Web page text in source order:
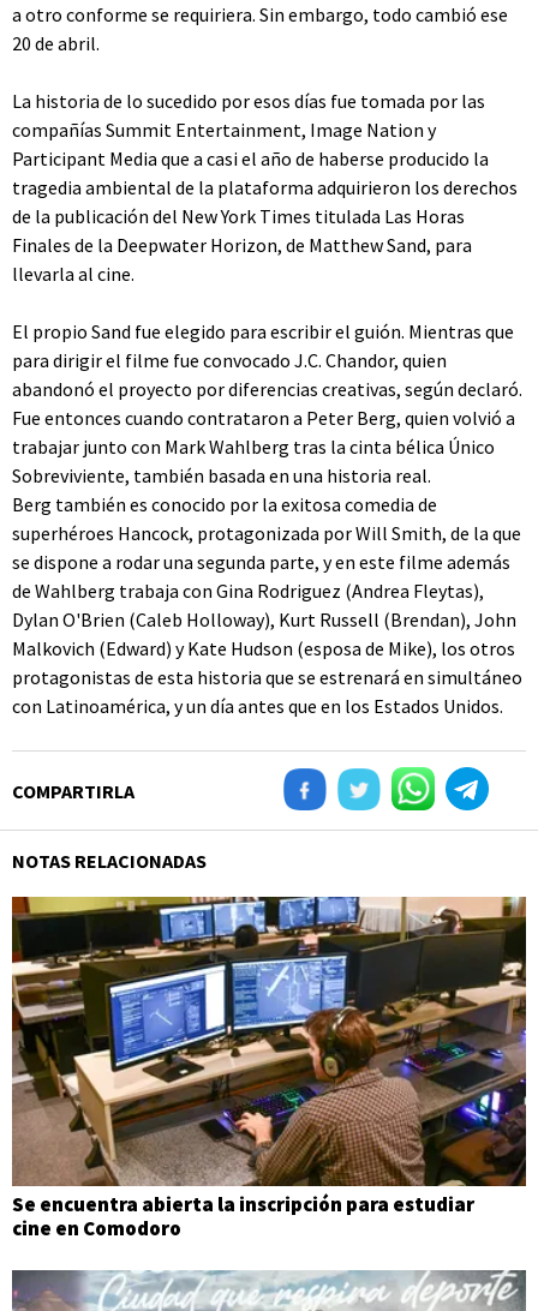
a otro conforme se requiriera. Sin embargo, todo cambió ese
20 de abril.
La historia de lo sucedido por esos días fue tomada por las
compañías Summit Entertainment, Image Nation y
Participant Media que a casi el año de haberse producido la
tragedia ambiental de la plataforma adquirieron los derechos
de la publicación del New York Times titulada Las Horas
Finales de la Deepwater Horizon, de Matthew Sand, para
llevarla al cine.
El propio Sand fue elegido para escribir el guión. Mientras que
para dirigir el filme fue convocado J.C. Chandor, quien
abandonó el proyecto por diferencias creativas, según declaró.
Fue entonces cuando contrataron a Peter Berg, quien volvió a
trabajar junto con Mark Wahlberg tras la cinta bélica Único
Sobreviviente, también basada en una historia real.
Berg también es conocido por la exitosa comedia de
superhéroes Hancock, protagonizada por Will Smith, de la que
se dispone a rodar una segunda parte, y en este filme además
de Wahlberg trabaja con Gina Rodriguez (Andrea Fleytas),
Dylan O'Brien (Caleb Holloway), Kurt Russell (Brendan), John
Malkovich (Edward) y Kate Hudson (esposa de Mike), los otros
protagonistas de esta historia que se estrenará en simultáneo
con Latinoamérica, y un día antes que en los Estados Unidos.
COMPARTIRLA
NOTAS RELACIONADAS
Se encuentra abierta la inscripción para estudiar
cine en Comodoro